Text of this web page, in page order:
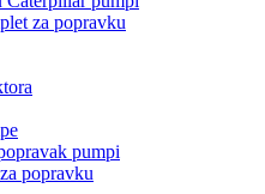
za popravku
pumpi
popravku